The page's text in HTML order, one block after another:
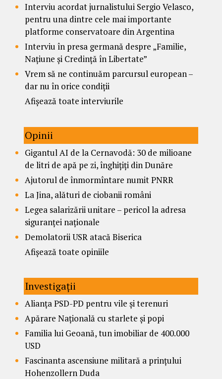
Interviu acordat jurnalistului Sergio Velasco,
pentru una dintre cele mai importante
platforme conservatoare din Argentina
Interviu în presa germană despre „Familie,
Națiune și Credință în Libertate”
Vrem să ne continuăm parcursul european –
dar nu în orice condiții
Afișează toate interviurile
Opinii
Gigantul AI de la Cernavodă: 30 de milioane
de litri de apă pe zi, înghițiți din Dunăre
Ajutorul de înmormîntare numit PNRR
La Jina, alături de ciobanii români
Legea salarizării unitare – pericol la adresa
siguranței naționale
Demolatorii USR atacă Biserica
Afișează toate opiniile
Investigații
Alianța PSD-PD pentru vile și terenuri
Apărare Națională cu starlete și popi
Familia lui Geoană, tun imobiliar de 400.000
USD
Fascinanta ascensiune militară a prințului
Hohenzollern Duda